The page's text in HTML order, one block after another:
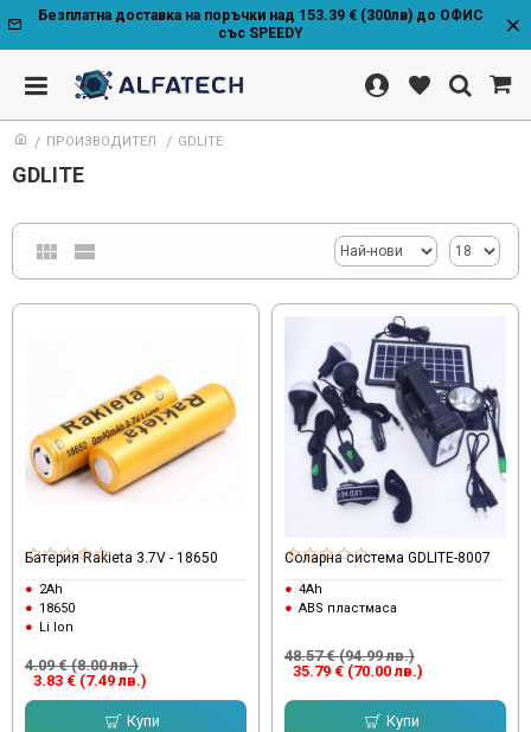
Безплатна доставка на поръчки над 153.39 € (300лв) до ОФИС
със SPEEDY
ПРОИЗВОДИТЕЛ GDLITE
GDLITE
Батерия Rakieta 3.7V - 18650
2Ah
18650
Li Ion
3.83 € (7.49 лв.)
4.09 € (8.00 лв.)
Купи
Соларна система GDLITE-8007
4Ah
ABS пластмаса
35.79 € (70.00 лв.)
48.57 € (94.99 лв.)
Купи